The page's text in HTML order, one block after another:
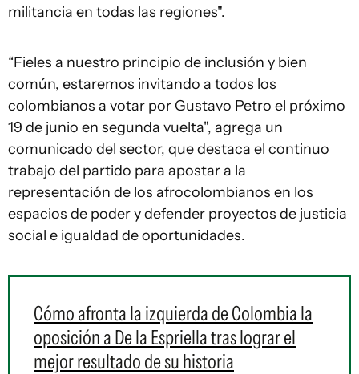
militancia en todas las regiones".
“Fieles a nuestro principio de inclusión y bien
común, estaremos invitando a todos los
colombianos a votar por Gustavo Petro el próximo
19 de junio en segunda vuelta", agrega un
comunicado del sector, que destaca el continuo
trabajo del partido para apostar a la
representación de los afrocolombianos en los
espacios de poder y defender proyectos de justicia
social e igualdad de oportunidades.
Cómo afronta la izquierda de Colombia la
oposición a De la Espriella tras lograr el
mejor resultado de su historia